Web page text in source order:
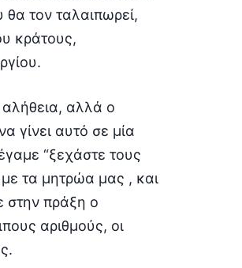
θα τον ταλαιπωρεί,
κράτους,
αλήθεια, αλλά ο
γίνει αυτό σε μία
“ξεχάστε τους
τα μητρώα μας , και
στην πράξη ο
αριθμούς, οι